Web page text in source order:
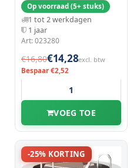
Op voorraad (5+ stuks)
1 tot 2 werkdagen
1 jaar
Art: 023280
€16,80€14,28excl. btw
Bespaar €2,52
VOEG TOE
-25% KORTING